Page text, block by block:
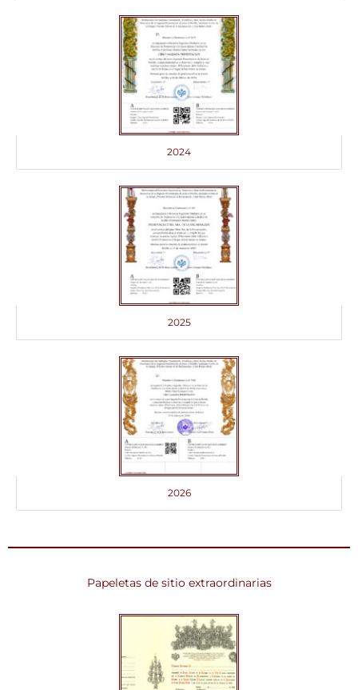
2024
2025
2026
Papeletas de sitio extraordinarias